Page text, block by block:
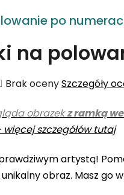
po
na
Średnia
produktu
wynosi
na
5
Brak ocenySzczegóły
obrazekz ramką
więcej szczegółów tutaj
artystą!
obraz. Masz go